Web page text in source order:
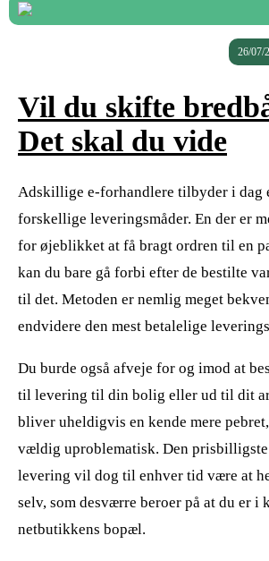
26/07/
Vil du skifte
Det skal du vide
Adskillige e-forhandlere tilbyder i dag
forskellige leveringsmåder. En der er
for øjeblikket at få bragt ordren til en
kan du bare gå forbi efter de bestilte
til det. Metoden er nemlig meget
endvidere den mest betalelige
Du burde også afveje for og imod at
til levering til din bolig eller ud til dit
bliver uheldigvis en kende mere
vældig uproblematisk. Den
levering vil dog til enhver tid være at
selv, som desværre beroer på at du er i
netbutikkens bopæl.